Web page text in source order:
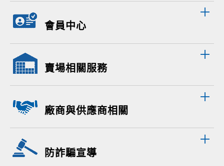
會員中心
賣場相關服務
廠商與供應商相關
防詐騙宣導